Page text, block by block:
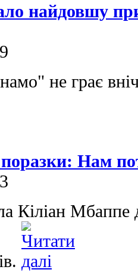
найдовшу
не грає
Нам
Кіліан Мбаппе